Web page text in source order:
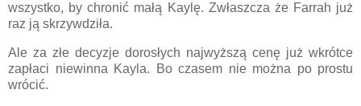
wszystko, by chronić małą Kaylę. Zwłaszcza że Farrah już
raz ją skrzywdziła.
Ale za złe decyzje dorosłych najwyższą cenę już wkrótce
zapłaci niewinna Kayla. Bo czasem nie można po prostu
wrócić.